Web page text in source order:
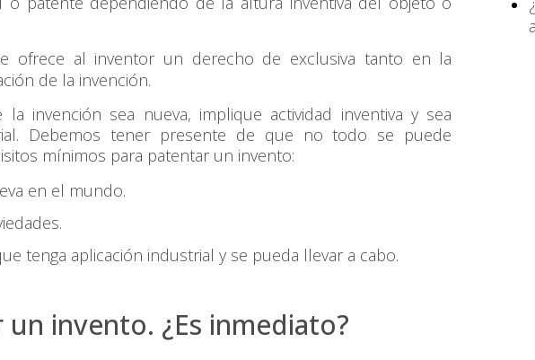
ofrece al inventor un derecho de exclusiva tanto en la
de la invención.
invención sea nueva, implique actividad inventiva y sea
Debemos tener presente de que no todo se puede
mínimos para patentar un invento:
en el mundo.
tenga aplicación industrial y se pueda llevar a cabo.
invento. ¿Es inmediato?